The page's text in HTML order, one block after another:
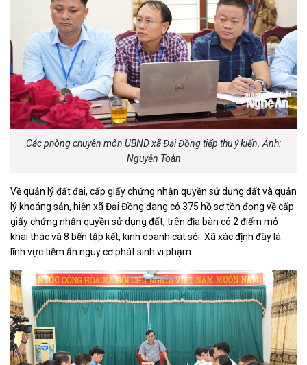
Các phòng chuyên môn UBND xã Đại Đồng tiếp thu ý kiến. Ảnh:
Nguyễn Toàn
Về quản lý đất đai, cấp giấy chứng nhận quyền sử dụng đất và quản
lý khoáng sản, hiện xã Đại Đồng đang có 375 hồ sơ tồn đọng về cấp
giấy chứng nhận quyền sử dụng đất; trên địa bàn có 2 điểm mỏ
khai thác và 8 bến tập kết, kinh doanh cát sỏi. Xã xác định đây là
lĩnh vực tiềm ẩn nguy cơ phát sinh vi phạm.